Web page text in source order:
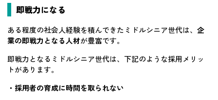
即戦力になる
ある程度の社会人経験を積んできたミドルシニア世代は、 企
業の即戦力となる人材が豊富です。
即戦力となるミドルシニア世代は、下記のような採用メリッ
トがあります。
・採用者の育成に時間を取られない